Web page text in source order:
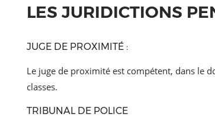
LES JURIDICTIONS
JUGE DE PROXIMITÉ :
Le juge de proximité est compétent, dans le
classes.
TRIBUNAL DE POLICE